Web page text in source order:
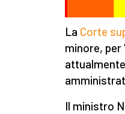
La Corte
minore, per
Il ministro